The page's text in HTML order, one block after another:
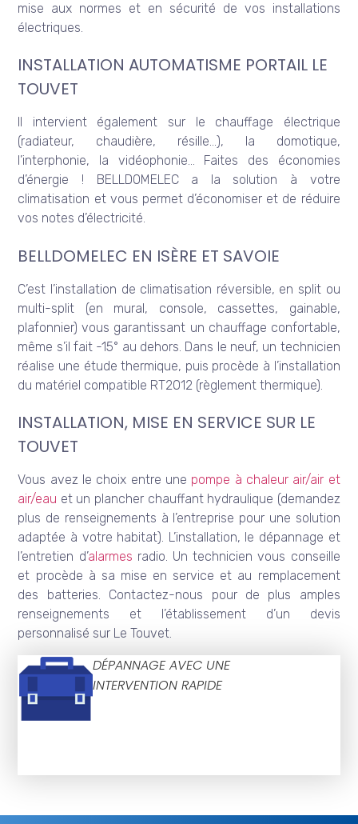
mise aux normes et en sécurité de vos installations
électriques.
INSTALLATION AUTOMATISME PORTAIL LE
TOUVET
Il intervient également sur le chauffage électrique
(radiateur, chaudière, résille…), la domotique,
l’interphonie, la vidéophonie… Faites des économies
d’énergie ! BELLDOMELEC a la solution à votre
climatisation et vous permet d’économiser et de réduire
vos notes d’électricité.
BELLDOMELEC EN ISÈRE ET SAVOIE
C’est l’installation de climatisation réversible, en split ou
multi-split (en mural, console, cassettes, gainable,
plafonnier) vous garantissant un chauffage confortable,
même s’il fait -15° au dehors. Dans le neuf, un technicien
réalise une étude thermique, puis procède à l’installation
du matériel compatible RT2012 (règlement thermique).
INSTALLATION, MISE EN SERVICE SUR LE
TOUVET
Vous avez le choix entre une pompe à chaleur air/air et
air/eau et un plancher chauffant hydraulique (demandez
plus de renseignements à l’entreprise pour une solution
adaptée à votre habitat). L’installation, le dépannage et
l’entretien d’alarmes radio. Un technicien vous conseille
et procède à sa mise en service et au remplacement
des batteries. Contactez-nous pour de plus amples
renseignements et l’établissement d’un devis
personnalisé sur Le Touvet.
DÉPANNAGE AVEC UNE
INTERVENTION RAPIDE